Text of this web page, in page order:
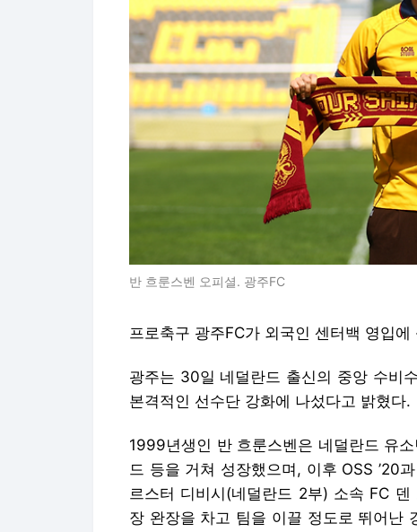
반 흐룬스벤 오피셜. 광주FC
프로축구 광주FC가 외국인 센터백 영입
광주는 30일 네덜란드 출신의 중앙 수비
본격적인 선수단 강화에 나섰다고 밝혔다.
1999년생인 반 흐룬스벤은 네덜란드 유
드 등을 거쳐 성장했으며, 이후 OSS ’20
르스터 디비시(네덜란드 2부) 소속 FC
장 완장을 차고 팀을 이끌 정도로 뛰어난